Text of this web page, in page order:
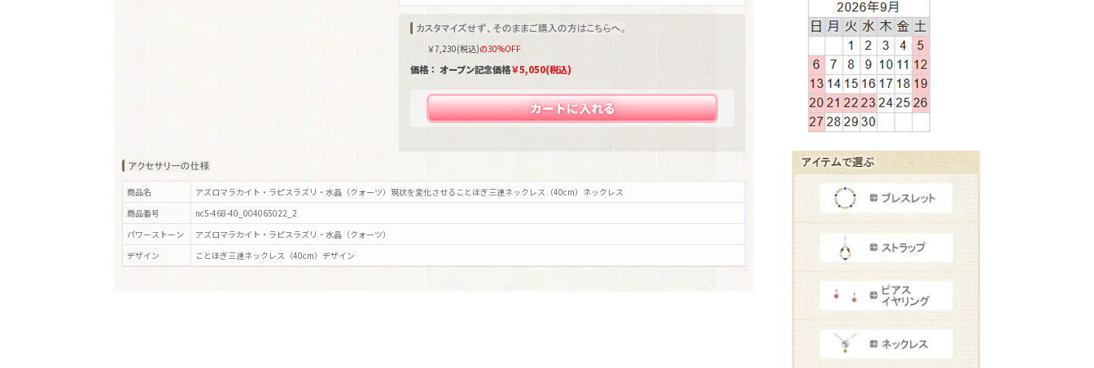
￥7,230(税込)の30%OFF
価格： オープン記念価格￥5,050(税込)
カートに入れる
商品名
アズロマラカイト・ラピスラズリ・水晶（クォーツ）現状を変化させることほぎ三連ネックレス（40cm）ネックレス
商品番号
nc5-468-40_004065022_2
パワーストーン
アズロマラカイト・ラピスラズリ・水晶（クォーツ）
デザイン
ことほぎ三連ネックレス（40cm） デザイン